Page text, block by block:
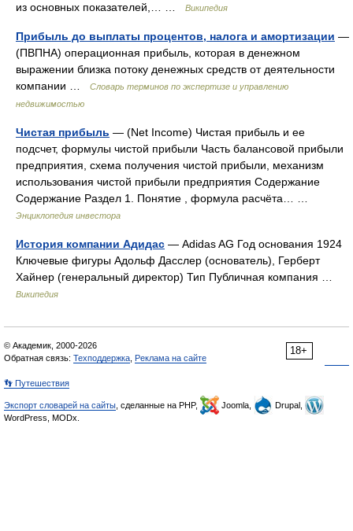
из основных показателей,… …
Википедия
Прибыль до выплаты процентов, налога и амортизации —
(ПВПНА) операционная прибыль, которая в денежном
выражении близка потоку денежных средств от деятельности
компании …
Словарь терминов по экспертизе и управлению
недвижимостью
Чистая прибыль — (Net Income) Чистая прибыль и ее
подсчет, формулы чистой прибыли Часть балансовой прибыли
предприятия, схема получения чистой прибыли, механизм
использования чистой прибыли предприятия Содержание
Содержание Раздел 1. Понятие , формула расчёта… …
Энциклопедия инвестора
История компании Адидас — Adidas AG Год основания 1924
Ключевые фигуры Адольф Дасслер (основатель), Герберт
Хайнер (генеральный директор) Тип Публичная компания …
Википедия
18+
© Академик, 2000-2026
Обратная связь: Техподдержка Реклама на сайте
👣 Путешествия
Экспорт словарей на сайты , сделанные на PHP, Joomla,
Drupal,
WordPress, MODx.